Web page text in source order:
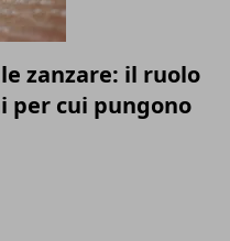
zanzare: il ruolo
per cui pungono